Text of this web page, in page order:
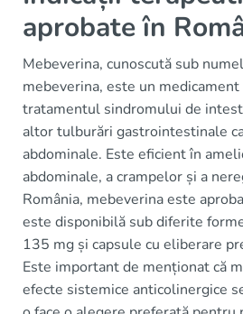
aprobate în
Mebeverina, cunoscută sub
mebeverina, este un
tratamentul sindromului de
altor tulburări gastrointestinale
abdominale. Este eficient în
abdominale, a crampelor și a
România, mebeverina este
este disponibilă sub diferite
135 mg și capsule cu eliberare
Este important de menționat că
efecte sistemice anticolinergice